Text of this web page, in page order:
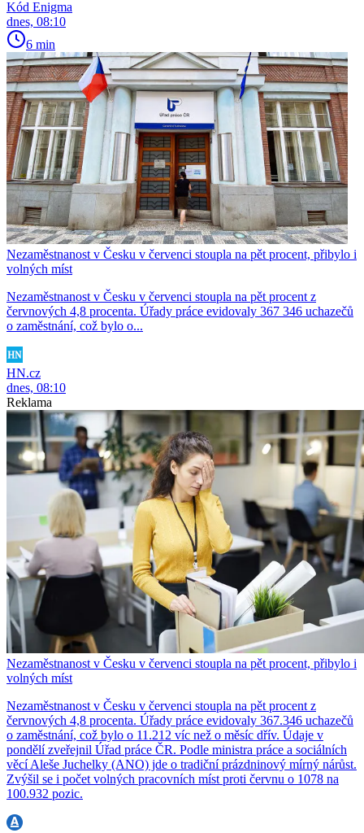
Kód Enigma
dnes, 08:10
6 min
Nezaměstnanost v Česku v červenci stoupla na pět procent, přibylo i
volných míst
Nezaměstnanost v Česku v červenci stoupla na pět procent z
červnových 4,8 procenta. Úřady práce evidovaly 367 346 uchazečů
o zaměstnání, což bylo o...
HN.cz
dnes, 08:10
Reklama
Nezaměstnanost v Česku v červenci stoupla na pět procent, přibylo i
volných míst
Nezaměstnanost v Česku v červenci stoupla na pět procent z
červnových 4,8 procenta. Úřady práce evidovaly 367.346 uchazečů
o zaměstnání, což bylo o 11.212 víc než o měsíc dřív. Údaje v
pondělí zveřejnil Úřad práce ČR. Podle ministra práce a sociálních
věcí Aleše Juchelky (ANO) jde o tradiční prázdninový mírný nárůst.
Zvýšil se i počet volných pracovních míst proti červnu o 1078 na
100.932 pozic.